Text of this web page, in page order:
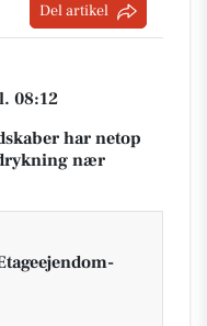
Del artikel
08:12
har netop
nær